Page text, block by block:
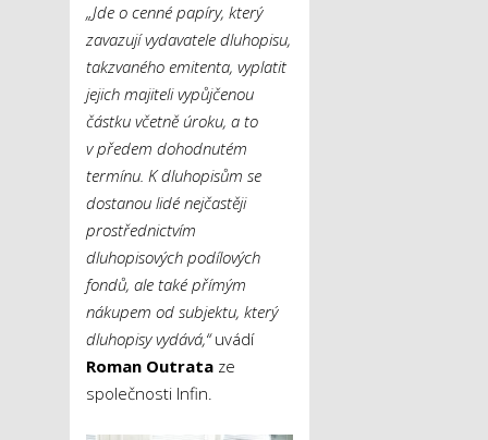
„Jde o cenné papíry, který
zavazují vydavatele dluhopisu,
takzvaného emitenta, vyplatit
jejich majiteli vypůjčenou
částku včetně úroku, a to
v předem dohodnutém
termínu. K dluhopisům se
dostanou lidé nejčastěji
prostřednictvím
dluhopisových podílových
fondů, ale také přímým
nákupem od subjektu, který
dluhopisy vydává,“uvádí
Roman Outrata ze
společnosti Infin.